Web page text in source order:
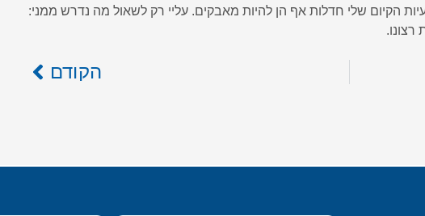
הקיום שלי חדלות אף הן להיות מאבקים. עליי רק לשאול מה נדרש ממני:
רצונו.
הקודם